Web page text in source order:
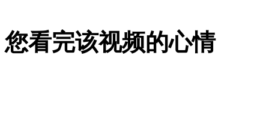
台北一男子偷拍性爱影片威胁女友
您看完该视频的心情